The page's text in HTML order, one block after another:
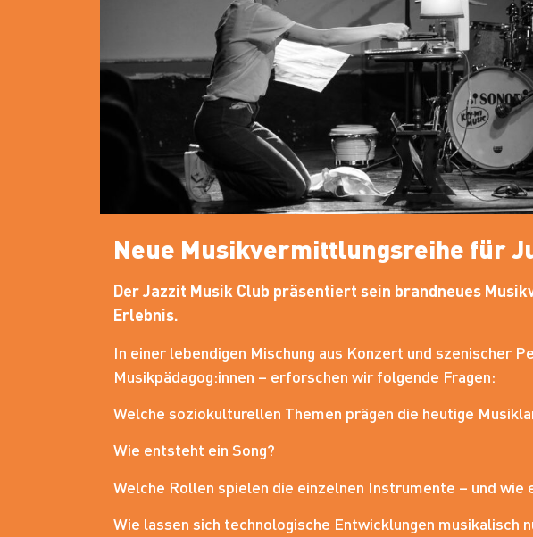
Neue Musikvermittlungsreihe für
Der Jazzit Musik Club präsentiert sein brandneues
Erlebnis.
In einer lebendigen Mischung aus Konzert und szenischer
Musikpädagog:innen – erforschen wir folgende Fragen:
Welche soziokulturellen Themen prägen die heutige
Wie entsteht ein Song?
Welche Rollen spielen die einzelnen Instrumente – und
Wie lassen sich technologische Entwicklungen musikalisch